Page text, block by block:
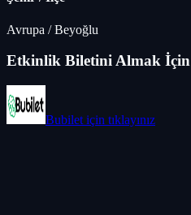
Avrupa /Beyoğlu
Etkinlik Biletini Almak İçin
Bubilet için tıklayınız